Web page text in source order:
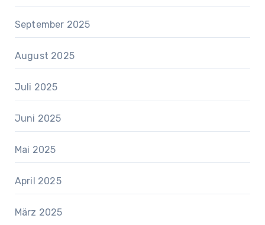
September 2025
August 2025
Juli 2025
Juni 2025
Mai 2025
April 2025
März 2025